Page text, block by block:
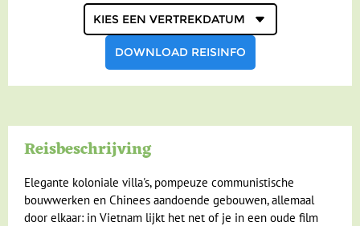
vertrekdatum
DOWNLOAD REISINFO
Reisbeschrijving
Elegante koloniale villa's, pompeuze communistische
bouwwerken en Chinees aandoende gebouwen, allemaal
door elkaar: in Vietnam lijkt het net of je in een oude film